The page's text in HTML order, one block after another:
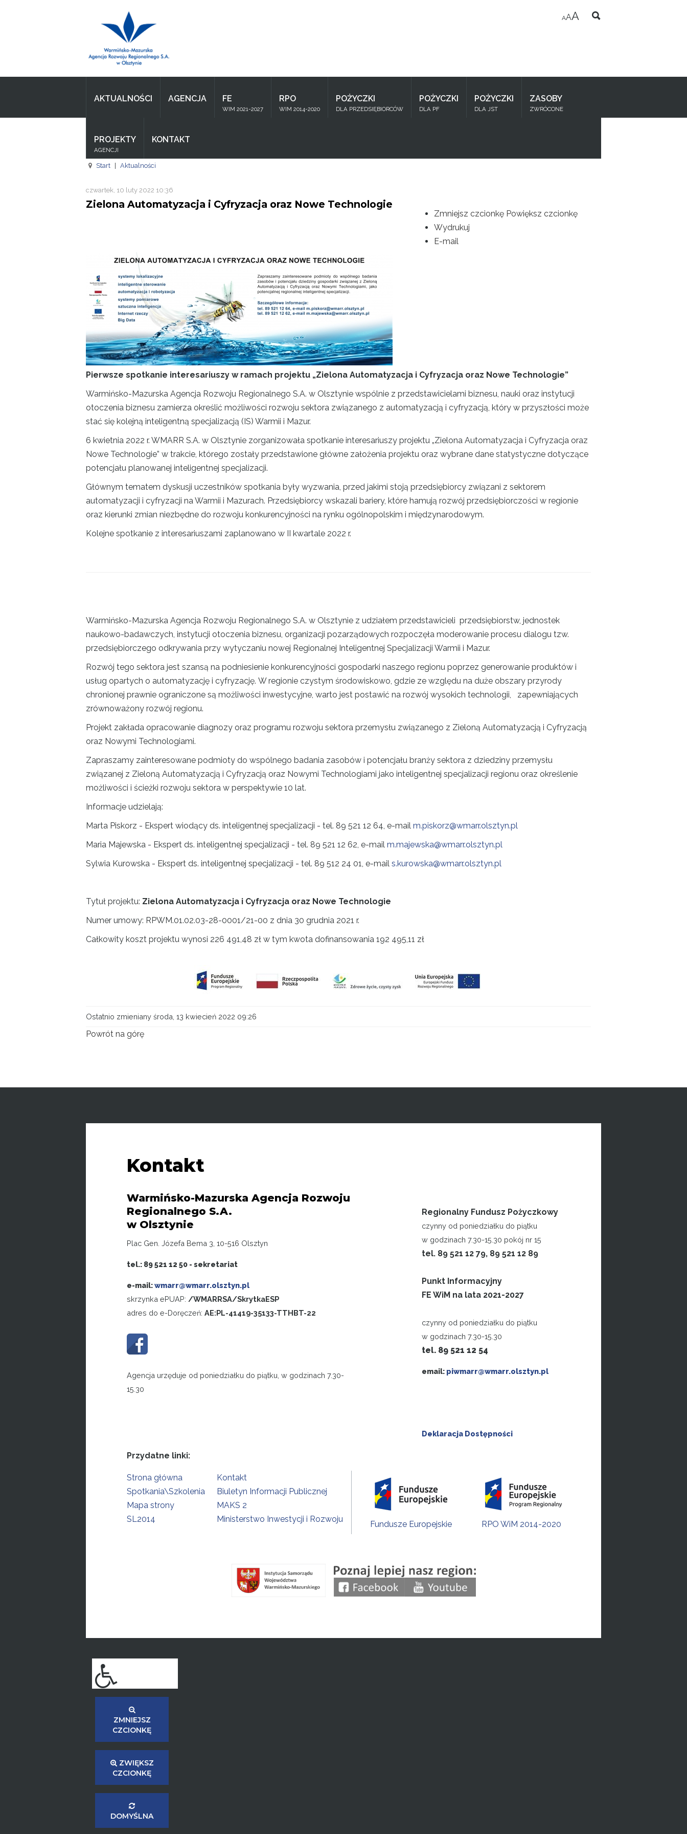
Aktualności
FE
Znajdźna stronie
Wpisz czego szukasz
AAA
AKTUALNOŚCI AGENCJA FE
WIM 2021-2027
RPO
WIM 2014-2020
POŻYCZKI
DLA PRZEDSIĘBIORCÓW
POŻYCZKI
DLA PF
POŻYCZKI
DLA JST
ZASOBY
ZWRÓCONE
PROJEKTY
AGENCJI
KONTAKT
Start Aktualności
czwartek, 10 luty 2022 10:36
Zielona Automatyzacja i Cyfryzacja oraz Nowe Technologie
Zmniejsz czcionkę Powiększ czcionkę
Wydrukuj
E-mail
Pierwsze spotkanie interesariuszy w ramach projektu „Zielona Automatyzacja i Cyfryzacja oraz Nowe Technologie”
Warmińsko-Mazurska Agencja Rozwoju Regionalnego S.A. w Olsztynie wspólnie z przedstawicielami biznesu, nauki oraz instytucji
otoczenia biznesu zamierza określić możliwości rozwoju sektora związanego z automatyzacją i cyfryzacją, który w przyszłości może
stać się kolejną inteligentną specjalizacją (IS) Warmii i Mazur.
6 kwietnia 2022 r. WMARR S.A. w Olsztynie zorganizowała spotkanie interesariuszy projektu „Zielona Automatyzacja i Cyfryzacja oraz
Nowe Technologie” w trakcie, którego zostały przedstawione główne założenia projektu oraz wybrane dane statystyczne dotyczące
potencjału planowanej inteligentnej specjalizacji.
Głównym tematem dyskusji uczestników spotkania były wyzwania, przed jakimi stoją przedsiębiorcy związani z sektorem
automatyzacji i cyfryzacji na Warmii i Mazurach. Przedsiębiorcy wskazali bariery, które hamują rozwój przedsiębiorczości w regionie
oraz kierunki zmian niezbędne do rozwoju konkurencyjności na rynku ogólnopolskim i międzynarodowym.
Kolejne spotkanie z interesariuszami zaplanowano w II kwartale 2022 r.
Warmińsko-Mazurska Agencja Rozwoju Regionalnego S.A. w Olsztynie z udziałem przedstawicieli przedsiębiorstw, jednostek
naukowo-badawczych, instytucji otoczenia biznesu, organizacji pozarządowych rozpoczęła moderowanie procesu dialogu tzw.
przedsiębiorczego odkrywania przy wytyczaniu nowej Regionalnej Inteligentnej Specjalizacji Warmii i Mazur.
Rozwój tego sektora jest szansą na podniesienie konkurencyjności gospodarki naszego regionu poprzez generowanie produktów i
usług opartych o automatyzację i cyfryzację. W regionie czystym środowiskowo, gdzie ze względu na duże obszary przyrody
chronionej prawnie ograniczone są możliwości inwestycyjne, warto jest postawić na rozwój wysokich technologii, zapewniających
zrównoważony rozwój regionu.
Projekt zakłada opracowanie diagnozy oraz programu rozwoju sektora przemysłu związanego z Zieloną Automatyzacją i Cyfryzacją
oraz Nowymi Technologiami.
Zapraszamy zainteresowane podmioty do wspólnego badania zasobów i potencjału branży sektora z dziedziny przemysłu
związanej z Zieloną Automatyzacją i Cyfryzacją oraz Nowymi Technologiami jako inteligentnej specjalizacji regionu oraz określenie
możliwości i ścieżki rozwoju sektora w perspektywie 10 lat.
Informacje udzielają:
Marta Piskorz - Ekspert wiodący ds. inteligentnej specjalizacji - tel. 89 521 12 64, e-mail m.piskorz@wmarr.olsztyn.pl
Maria Majewska - Ekspert ds. inteligentnej specjalizacji - tel. 89 521 12 62, e-mail m.majewska@wmarr.olsztyn.pl
Sylwia Kurowska - Ekspert ds. inteligentnej specjalizacji - tel. 89 512 24 01, e-mail s.kurowska@wmarr.olsztyn.pl
Tytuł projektu: Zielona Automatyzacja i Cyfryzacja oraz Nowe Technologie
Numer umowy: RPWM.01.02.03-28-0001/21-00 z dnia 30 grudnia 2021 r.
Całkowity koszt projektu wynosi 226 491,48 zł w tym kwota dofinansowania 192 495,11 zł
Ostatnio zmieniany środa, 13 kwiecień 2022 09:26
Powrót na górę
Kontakt
Warmińsko-Mazurska Agencja Rozwoju
Regionalnego S.A.
w Olsztynie
Plac Gen. Józefa Bema 3, 10-516 Olsztyn
tel.: 89 521 12 50 - sekretariat
e-mail:wmarr@wmarr.olsztyn.pl
skrzynka ePUAP: /WMARRSA/SkrytkaESP
adres do e-Doręczeń: AE:PL-41419-35133-TTHBT-22
Agencja urzęduje od poniedziałku do piątku, w godzinach 7.30-
15.30
Regionalny Fundusz Pożyczkowy
czynny od poniedziałku do piątku
w godzinach 7.30-15.30 pokój nr 15
tel. 89 521 12 79, 89 521 12 89
Punkt Informacyjny
FE WiM na lata 2021-2027
czynny od poniedziałku do piątku
w godzinach 7.30-15.30
tel. 89 521 12 54
email: piwmarr@wmarr.olsztyn.pl
Deklaracja Dostępności
Przydatne linki:
Strona główna
Spotkania\Szkolenia
Mapa strony
SL2014
Kontakt
Biuletyn Informacji Publicznej
MAKS 2
Ministerstwo Inwestycji i Rozwoju
Fundusze Europejskie RPO WiM 2014-2020
ZMNIEJSZ
CZCIONKĘ
ZWIĘKSZ
CZCIONKĘ
DOMYŚLNA